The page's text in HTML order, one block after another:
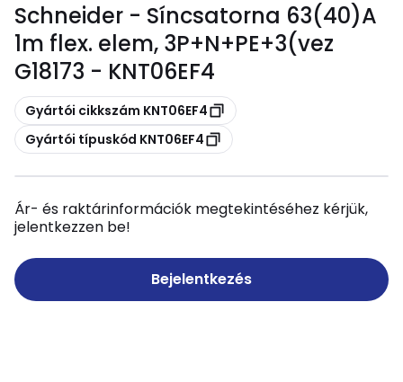
Schneider - Síncsatorna 63(40)A
1m flex. elem, 3P+N+PE+3(vez
G18173 - KNT06EF4
Másolás
Gyártói cikkszám KNT06EF4
Másolás
Gyártói típuskód KNT06EF4
Ár- és raktárinformációk megtekintéséhez kérjük,
jelentkezzen be!
Bejelentkezés